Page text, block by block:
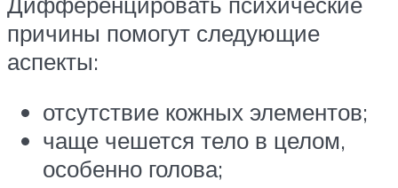
причины помогут следующие
аспекты:
отсутствие кожных элементов;
чаще чешется тело в целом,
особенно голова;